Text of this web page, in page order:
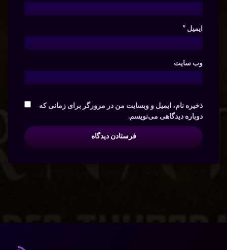
ایمیل *
وب‌ سایت
ذخیره نام، ایمیل و وبسایت من در مرورگر برای زمانی که
دوباره دیدگاهی می‌نویسم.